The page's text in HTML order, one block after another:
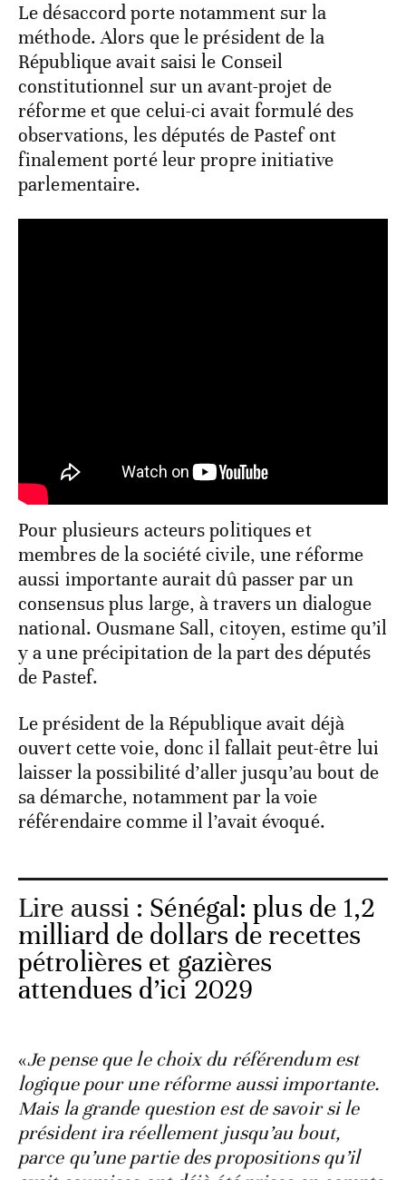
Le désaccord porte notamment sur la
méthode. Alors que le président de la
République avait saisi le Conseil
constitutionnel sur un avant-projet de
réforme et que celui-ci avait formulé des
observations, les députés de Pastef ont
finalement porté leur propre initiative
parlementaire.
Pour plusieurs acteurs politiques et
membres de la société civile, une réforme
aussi importante aurait dû passer par un
consensus plus large, à travers un dialogue
national. Ousmane Sall, citoyen, estime qu’il
y a une précipitation de la part des députés
de Pastef.
Le président de la République avait déjà
ouvert cette voie, donc il fallait peut-être lui
laisser la possibilité d’aller jusqu’au bout de
sa démarche, notamment par la voie
référendaire comme il l’avait évoqué.
Lire aussi : Sénégal: plus de 1,2
milliard de dollars de recettes
pétrolières et gazières
attendues d’ici 2029
«Je pense que le choix du référendum est
logique pour une réforme aussi importante.
Mais la grande question est de savoir si le
président ira réellement jusqu’au bout,
parce qu’une partie des propositions qu’il